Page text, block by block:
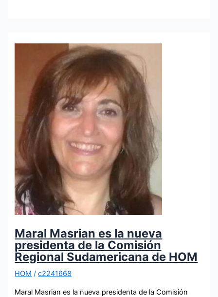
Maral Masrian es la nueva
presidenta de la Comisión
Regional Sudamericana de HOM
HOM /c2241668
Maral Masrian es la nueva presidenta de la Comisión